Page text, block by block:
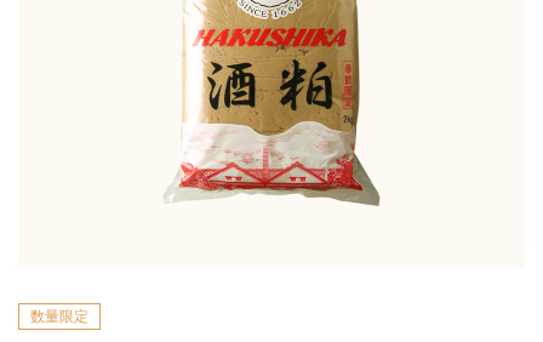
数量限定